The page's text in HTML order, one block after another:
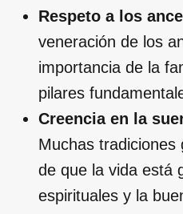
Respeto a los
veneración de los
importancia de la
pilares
Creencia en la
Muchas tradiciones
de que la vida está
espirituales y la